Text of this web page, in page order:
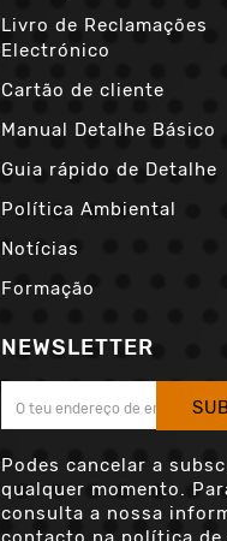
Livro de Reclamações
Electrónico
Cartão de cliente
Manual Detalhe Básico
Guia rápido de Detalhe
Política Ambiental
Notícias
Formação
NEWSLETTER
Podes cancelar a
qualquer momento.
consulta a nossa